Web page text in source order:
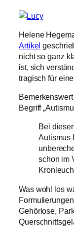
Helene
Artikel
nicht so ganz
ist, sich
tragisch für
Begriff
Bei
Autismus
schon im
Was wohl los
Gehörlose,